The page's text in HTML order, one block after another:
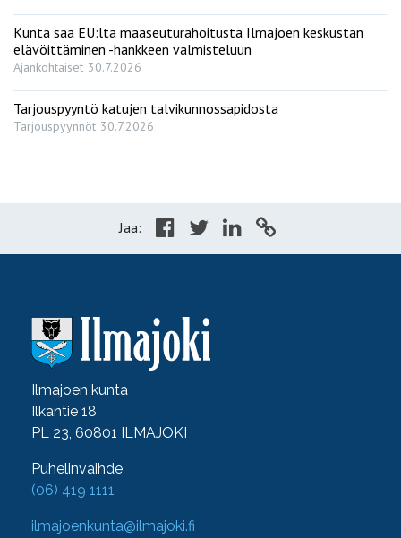
Kunta saa EU:lta maaseuturahoitusta Ilmajoen keskustan
elävöittäminen -hankkeen valmisteluun
Ajankohtaiset 30.7.2026
Tarjouspyyntö katujen talvikunnossapidosta
Tarjouspyynnöt 30.7.2026
Jaa:
Ilmajoen kunta
Ilkantie 18
PL 23, 60801 ILMAJOKI
Puhelinvaihde
(06) 419 1111
ilmajoenkunta@ilmajoki.fi